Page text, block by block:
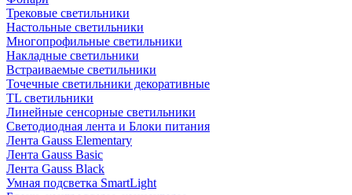
Трековые светильники
Настольные светильники
Многопрофильные светильники
Накладные светильники
Встраиваемые светильники
Точечные светильники декоративные
TL светильники
Линейные сенсорные светильники
Светодиодная лента и Блоки питания
Лента Gauss Elementary
Лента Gauss Basic
Лента Gauss Black
Умная подсветка SmartLight